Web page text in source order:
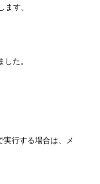
す。
た。
行する場合は、メ